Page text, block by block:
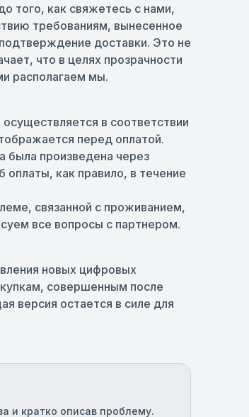
того, как свяжетесь с нами,
требованиям, вынесенное
доставки. Это не
что в целях прозрачности
располагаем мы.
в соответствии
перед оплатой.
была произведена через
оплаты, как правило, в течение
связанной с проживанием,
все вопросы с партнером.
новых цифровых
совершенным после
версия остается в силе для
и кратко описав проблему.